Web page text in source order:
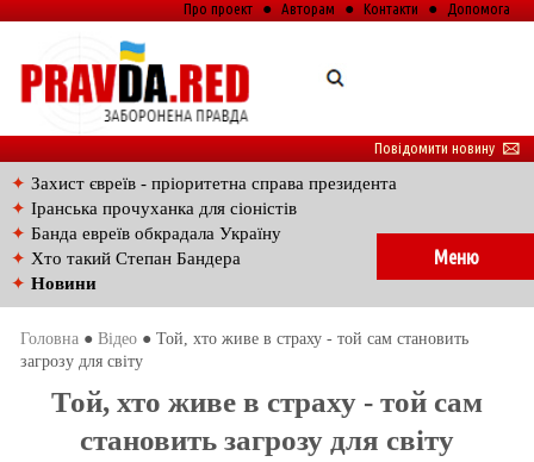
Про проект ● Авторам ● Контакти ● Допомога
Меню
Повідомити новину 🖂
✦ Захист євреїв - пріоритетна справа президента
✦ Іранська прочуханка для сіоністів
✦ Банда евреїв обкрадала Україну
✦ Хто такий Степан Бандера
✦ Новини
Головна● Відео● Той, хто живе в страху - той сам становить
загрозу для світу
Той, хто живе в страху - той сам
становить загрозу для світу